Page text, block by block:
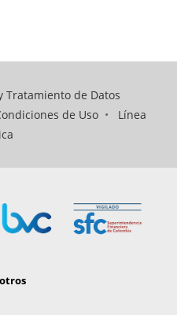
Tratamiento de Datos
de Uso• Línea